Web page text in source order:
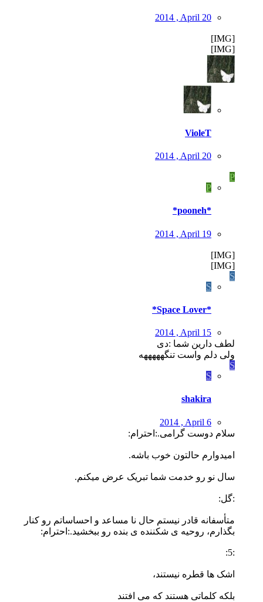
2014 , April 20
[IMG]
[IMG]
VioleT
2014 , April 20
P
P
*pooneh*
2014 , April 19
[IMG]
[IMG]
S
S
*Space Lover*
2014 , April 15
لطف دارین شما :دی
ولی دلم واست تنگهههههه
S
S
shakira
2014 , April 6
سلام دوست گرامی.:احترام:
امیدوارم حالتون خوب باشه.
سال نو رو خدمت شما تبریک عرض میکنم.
:گل:
متأسفانه قادر نیستم حال نا مساعد و احساساتم رو کنار
بگذارم، روحیه ی شکننده ی بنده رو ببخشید.:احترام:
:5:
اشک ها قطره نیستند،
بلکه کلماتى هستند که مى افتند